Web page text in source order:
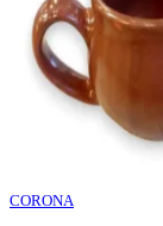
CORONA